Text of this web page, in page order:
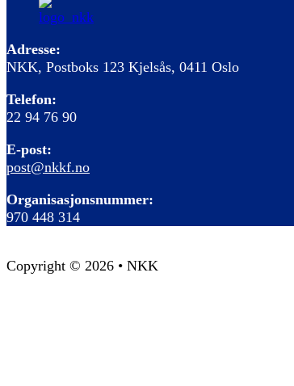
Adresse:
NKK, Postboks 123 Kjelsås, 0411 Oslo
Telefon:
22 94 76 90
E-post:
post@nkkf.no
Organisasjonsnummer:
970 448 314
Copyright © 2026 • NKK